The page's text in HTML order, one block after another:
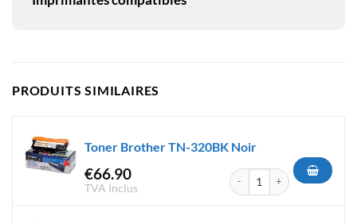
PRODUITS SIMILAIRES
Toner Brother TN-320BK Noir
€66.90
TVA Inclus
quantité de Toner Brother